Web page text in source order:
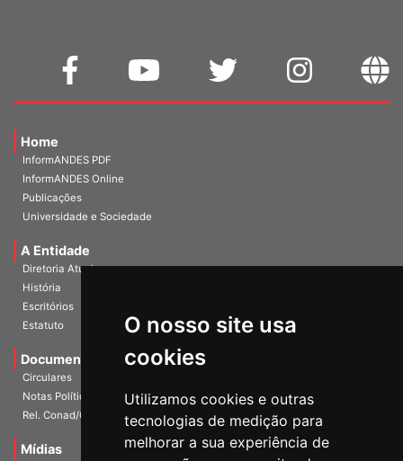
O nosso site usa
cookies
Utilizamos cookies e outras
tecnologias de medição para
melhorar a sua experiência de
Home
InformANDES PDF
InformANDES Online
Publicações
Universidade e Sociedade
A Entidade
Diretoria Atual
História
Escritórios
Estatuto
Documentos
Circulares
Notas Políticas
Rel. Conad/Congresso
Mídias